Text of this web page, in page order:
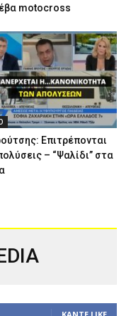
motocross
Επιτρέπονται
– “Ψαλίδι” στα